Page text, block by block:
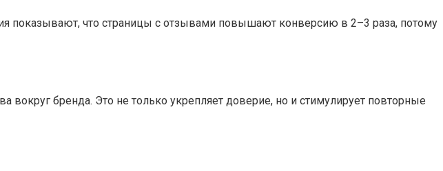
показывают, что страницы с отзывами повышают конверсию в 2–3 раза, потому
бренда. Это не только укрепляет доверие, но и стимулирует повторные